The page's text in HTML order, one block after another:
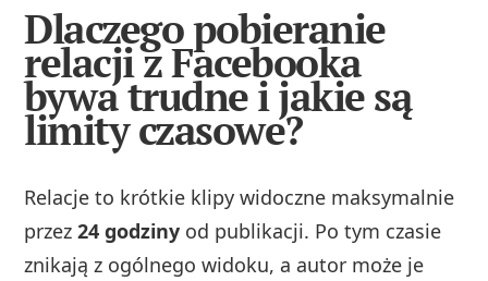
Dlaczego pobieranie
relacji z Facebooka
bywa trudne i jakie są
limity czasowe?
Relacje to krótkie klipy widoczne maksymalnie
przez24 godziny od publikacji. Po tym czasie
znikają z ogólnego widoku, a autor może je